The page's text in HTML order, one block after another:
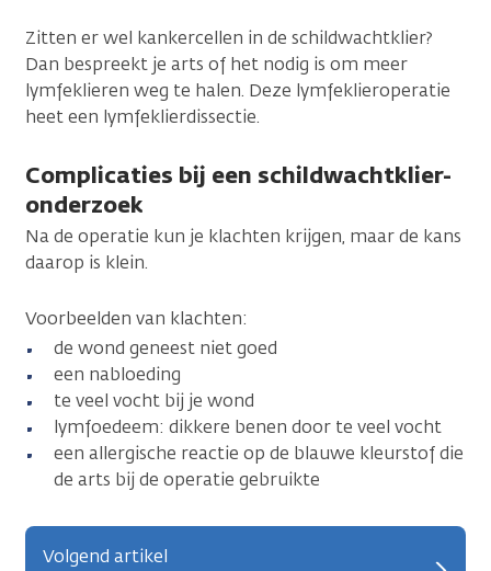
Zitten er wel kankercellen in de schildwachtklier?
Dan bespreekt je arts of het nodig is om meer
lymfeklieren weg te halen. Deze lymfeklieroperatie
heet een lymfeklierdissectie.
Complicaties bij een schildwachtklier-
onderzoek
Na de operatie kun je klachten krijgen, maar de kans
daarop is klein.
Voorbeelden van klachten:
de wond geneest niet goed
een nabloeding
te veel vocht bij je wond
lymfoedeem: dikkere benen door te veel vocht
een allergische reactie op de blauwe kleurstof die
de arts bij de operatie gebruikte
Volgend artikel